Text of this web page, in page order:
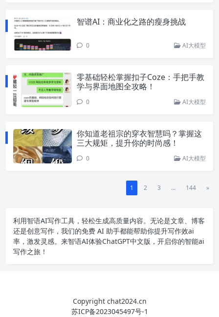
智谱AI：商业化之路的瘦身挑战
0 AI大模型
零基础轻松掌握扣子Coze：手把手教
学与界面地图全攻略！
0 AI大模型
你知道老祖宗的穿衣智慧吗？掌握这
三大规矩，提升你的时尚感！
0 AI大模型
1 2 3 ... 144 »
利用智语AI写作工具，轻松生成高质量内容。无论是文章、博客
还是创意写作，我们的免费 AI 助手都能帮助你提升写作效ai
率，激发灵感。来智语AI体验ChatGPT中文版 ，开启你的智能ai
写作之旅！
Copyright chat2024.cn
苏ICP备2023045497号-1